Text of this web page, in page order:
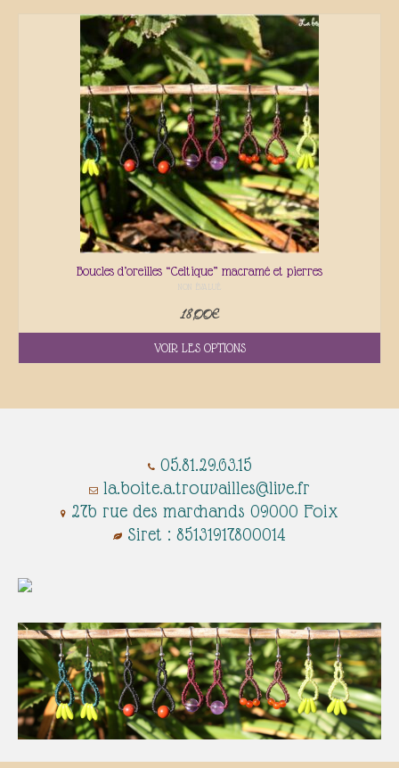
Boucles d’oreilles “Celtique” macramé et pierres
NON ÉVALUÉ
18,00€
VOIR LES OPTIONS
05.81.29.63.15
la.boite.a.trouvailles@live.fr
27b rue des marchands 09000 Foix
Siret : 85131917800014